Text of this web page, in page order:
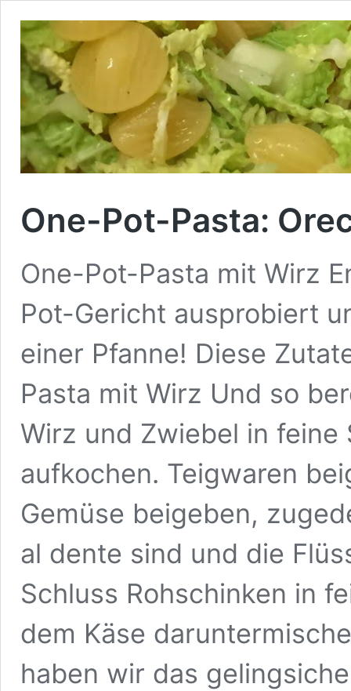
One-Pot-Pasta:
One-Pot-Pasta mit Wirz
Pot-Gericht ausprobiert
einer Pfanne! Diese
Pasta mit Wirz Und so
Wirz und Zwiebel in feine
aufkochen. Teigwaren
Gemüse beigeben,
al dente sind und die
Schluss Rohschinken in
dem Käse
haben wir das